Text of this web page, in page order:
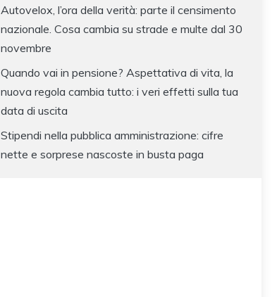
Autovelox, l’ora della verità: parte il censimento
nazionale. Cosa cambia su strade e multe dal 30
novembre
Quando vai in pensione? Aspettativa di vita, la
nuova regola cambia tutto: i veri effetti sulla tua
data di uscita
Stipendi nella pubblica amministrazione: cifre
nette e sorprese nascoste in busta paga